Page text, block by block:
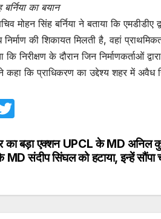
का बयान
मोहन सिंह बर्निया ने बताया कि एमडीडीए
की शिकायत मिलती है, वहां
कि निरीक्षण के दौरान जिन निर्माणकर्ताओं
ने कहा कि प्राधिकरण का उद्देश्य शहर में अवैध
itt
er
का बड़ा एक्शन UPCL के MD अनिल
संदीप सिंघल को हटाया, इन्हें सौंपा